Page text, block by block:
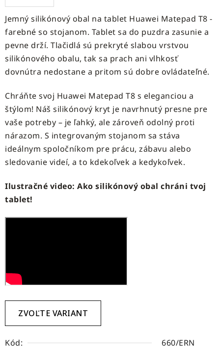
Jemný silikónový obal na tablet Huawei Matepad T8 -
farebné so stojanom. Tablet sa do puzdra zasunie a
pevne drží. Tlačidlá sú prekryté slabou vrstvou
silikónového obalu, tak sa prach ani vlhkosť
dovnútra nedostane a pritom sú dobre ovládateľné.
Chráňte svoj Huawei Matepad T8 s eleganciou a
štýlom! Náš silikónový kryt je navrhnutý presne pre
vaše potreby – je ľahký, ale zároveň odolný proti
nárazom. S integrovaným stojanom sa stáva
ideálnym spoločníkom pre prácu, zábavu alebo
sledovanie videí, a to kdekoľvek a kedykoľvek.
Ilustračné video: Ako silikónový obal chráni tvoj
tablet!
ZVOĽTE VARIANT
Kód: 660/ERN